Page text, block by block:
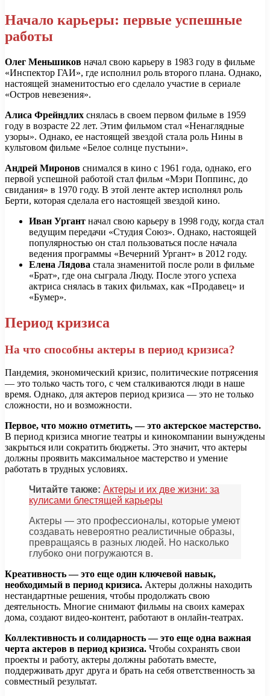
Начало карьеры: первые успешные
работы
Олег Меньшиков начал свою карьеру в 1983 году в фильме
«Инспектор ГАИ», где исполнил роль второго плана. Однако,
настоящей знаменитостью его сделало участие в сериале
«Остров невезения».
Алиса Фрейндлих снялась в своем первом фильме в 1959
году в возрасте 22 лет. Этим фильмом стал «Ненаглядные
узоры». Однако, ее настоящей звездой стала роль Нины в
культовом фильме «Белое солнце пустыни».
Андрей Миронов снимался в кино с 1961 года, однако, его
первой успешной работой стал фильм «Мэри Поппинс, до
свидания» в 1970 году. В этой ленте актер исполнял роль
Берти, которая сделала его настоящей звездой кино.
Иван Ургант начал свою карьеру в 1998 году, когда стал
ведущим передачи «Студия Союз». Однако, настоящей
популярностью он стал пользоваться после начала
ведения программы «Вечерний Ургант» в 2012 году.
Елена Лядова стала знаменитой после роли в фильме
«Брат», где она сыграла Люду. После этого успеха
актриса снялась в таких фильмах, как «Продавец» и
«Бумер».
Период кризиса
На что способны актеры в период кризиса?
Пандемия, экономический кризис, политические потрясения
— это только часть того, с чем сталкиваются люди в наше
время. Однако, для актеров период кризиса — это не только
сложности, но и возможности.
Первое, что можно отметить, — это актерское мастерство.
В период кризиса многие театры и кинокомпании вынуждены
закрыться или сократить бюджеты. Это значит, что актеры
должны проявить максимальное мастерство и умение
работать в трудных условиях.
Читайте также: Актеры и их две жизни: за
кулисами блестящей карьеры
Актеры — это профессионалы, которые умеют
создавать невероятно реалистичные образы,
превращаясь в разных людей. Но насколько
глубоко они погружаются в.
Креативность — это еще один ключевой навык,
необходимый в период кризиса. Актеры должны находить
нестандартные решения, чтобы продолжать свою
деятельность. Многие снимают фильмы на своих камерах
дома, создают видео-контент, работают в онлайн-театрах.
Коллективность и солидарность — это еще одна важная
черта актеров в период кризиса. Чтобы сохранять свои
проекты и работу, актеры должны работать вместе,
поддерживать друг друга и брать на себя ответственность за
совместный результат.